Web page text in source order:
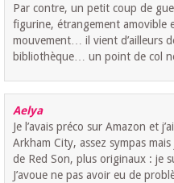
Par contre, un petit coup de
figurine, étrangement amovible
mouvement… il vient d’ailleurs
bibliothèque… un point de col
Aelya
Je l’avais préco sur Amazon et
Arkham City, assez sympas
de Red Son, plus originaux : je
J’avoue ne pas avoir eu de